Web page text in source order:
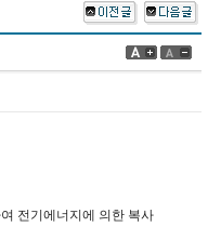
전기에너지에 의한 복사